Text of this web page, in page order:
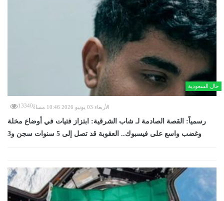
حال السعودية
الأربعاء 03 يونيو 2026 10:46 مساءً 13340
رسمياً: القصة الصادمة لـ شاب الشرقية: ابتزاز فتيات في أوضاع مخلة
وغضب واسع على فيسبوك.. العقوبة قد تصل إلى 5 سنوات سجن و3